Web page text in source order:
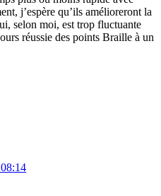
j’espère qu’ils amélioreront la
selon moi, est trop fluctuante
réussie des points Braille à un